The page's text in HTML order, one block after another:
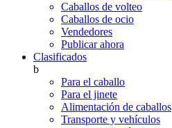
Caballos de volteo
Caballos de ocio
Vendedores
Publicar ahora
Clasificados
b
Para el caballo
Para el jinete
Alimentación de caballos
Transporte y vehículos